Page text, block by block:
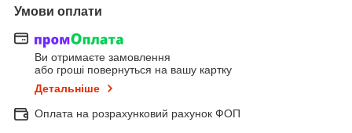
Умови оплати
Ви отримаєте замовлення
або гроші повернуться на вашу картку
Детальніше
Оплата на розрахунковий рахунок ФОП